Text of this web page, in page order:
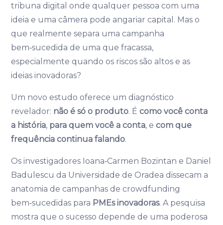
tribuna digital onde qualquer pessoa com uma
ideia e uma câmera pode angariar capital. Mas o
que realmente separa uma campanha
bem‑sucedida de uma que fracassa,
especialmente quando os riscos são altos e as
ideias inovadoras?
Um novo estudo oferece um diagnóstico
revelador: não é só o produto. É como você conta
a história, para quem você a conta, e com que
frequência continua falando.
Os investigadores Ioana‑Carmen Bozintan e Daniel
Badulescu da Universidade de Oradea dissecam a
anatomia de campanhas de crowdfunding
bem‑sucedidas para PMEs inovadoras. A pesquisa
mostra que o sucesso depende de uma poderosa